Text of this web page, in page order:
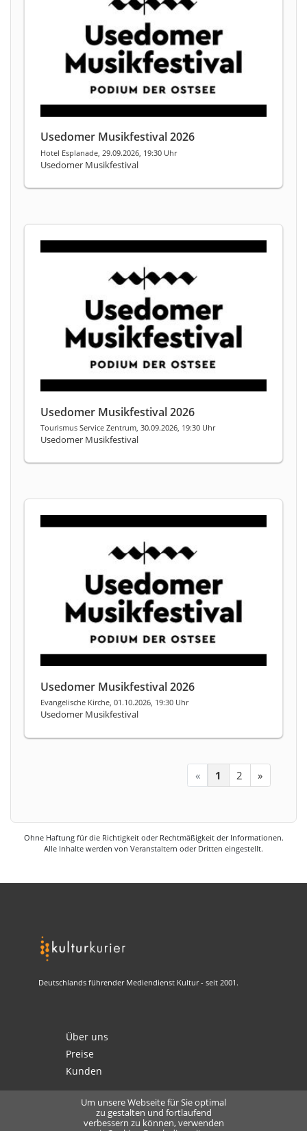
Usedomer Musikfestival 2026
Hotel Esplanade, 29.09.2026, 19:30 Uhr
Usedomer Musikfestival
Usedomer Musikfestival 2026
Tourismus Service Zentrum, 30.09.2026, 19:30 Uhr
Usedomer Musikfestival
Usedomer Musikfestival 2026
Evangelische Kirche, 01.10.2026, 19:30 Uhr
Usedomer Musikfestival
« 1 2 »
Ohne Haftung für die Richtigkeit oder Rechtmäßigkeit der Informationen.
Alle Inhalte werden von Veranstaltern oder Dritten eingestellt.
Deutschlands führender Mediendienst Kultur - seit 2001.
Über uns
Preise
Kunden
Kontakt
Um unsere Webseite für Sie optimal
zu gestalten und fortlaufend
verbessern zu können, verwenden